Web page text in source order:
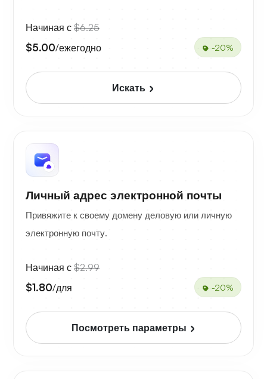
Начиная с $6.25
$5.00/ежегодно -20%
Искать
Личный адрес электронной почты
Привяжите к своему домену деловую или личную
электронную почту.
Начиная с $2.99
$1.80/для -20%
Посмотреть параметры